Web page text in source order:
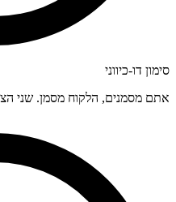
סימון דו-כיווני
אתם מסמנים, הלקוח מסמן. שני